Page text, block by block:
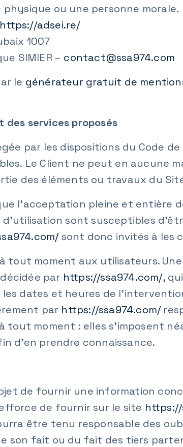
ou une personne morale.
https://adsei.re/
1007
SIMIER – contact@ssa974.com
le générateur gratuit de
des services proposés
par les dispositions du Code
Le Client ne peut en aucune
des éléments ou travaux du
l’acceptation pleine et entière
sont susceptibles
sont donc invités à les
tout moment aux utilisateurs.
par https://ssa974.com/,
dates et heures de
par https://ssa974.com/
moment : elles s’imposent
d’en prendre connaissance.
de fournir une information
de fournir sur le site https://
être tenu responsable des
son fait ou du fait des tiers